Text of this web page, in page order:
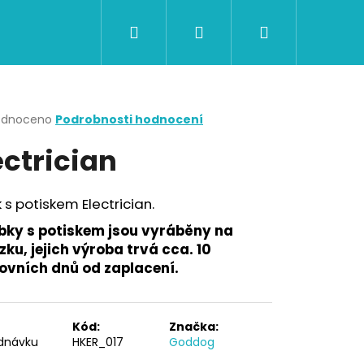
CERTIFIKÁTY A POUKAZY BAZAR
Přihlášení
Podrobnosti hodnocení
s potiskem Electrician.
s potiskem jsou vyráběny na
jejich výroba trvá cca. 10
dnů od zaplacení.
Kód:
HKER_017
Značka:
Goddog